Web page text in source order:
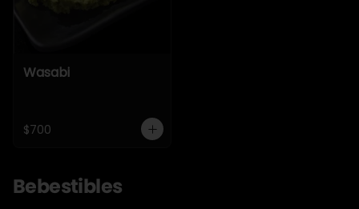
Wasabi
$700
Bebestibles